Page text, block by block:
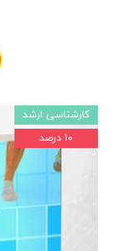
کارشناسی ارشد
۱۰ درصد